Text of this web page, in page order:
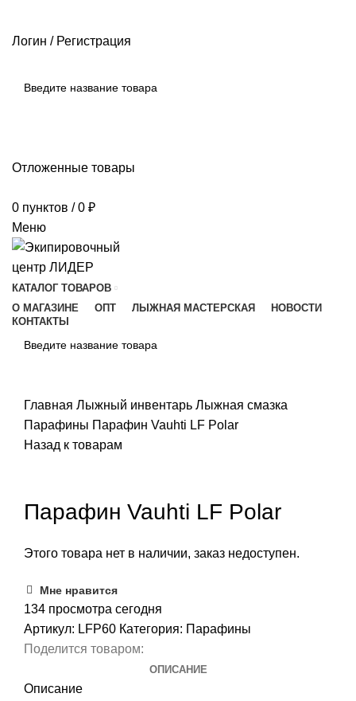
Логин / Регистрация
Отложенные товары
0 пунктов / 0 ₽
Меню
КАТАЛОГ ТОВАРОВ
О МАГАЗИНЕ
ОПТ ЛЫЖНАЯ МАСТЕРСКАЯ
НОВОСТИ
КОНТАКТЫ
Главная Лыжный инвентарь Лыжная смазка
Парафины Парафин Vauhti LF Polar
Назад к товарам
Парафин Vauhti LF Polar
Этого товара нет в наличии, заказ недоступен.
Мне нравится
134 просмотра сегодня
Артикул: LFP60 Категория: Парафины
Поделится товаром:
ОПИСАНИЕ
Описание